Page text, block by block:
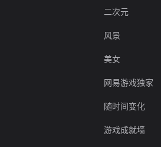
二次元
风景
美女
网易游戏独家
随时间变化
游戏成就墙